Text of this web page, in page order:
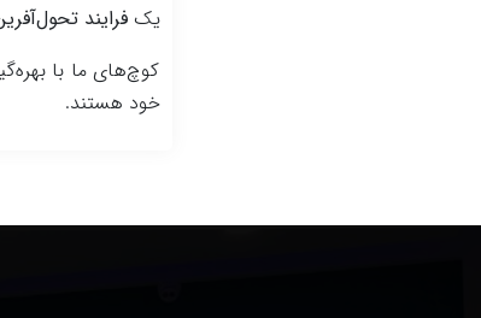
یکفرایند
کوچ‌های ما با
خود هستند.